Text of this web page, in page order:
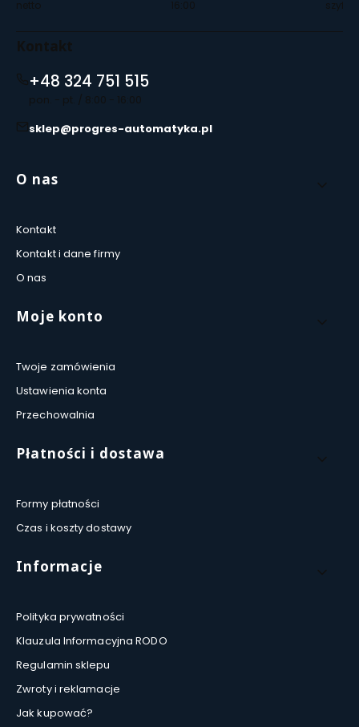
netto
16:00
Kontakt
+48 324 751 515
pon. - pt. / 8:00 - 16:00
sklep@progres-automatyka.pl
Linki w stopce
O nas
Kontakt
Kontakt i dane firmy
O nas
Moje konto
Twoje zamówienia
Ustawienia konta
Przechowalnia
Płatności i dostawa
Formy płatności
Czas i koszty dostawy
Informacje
Polityka prywatności
Klauzula Informacyjna RODO
Regulamin sklepu
Zwroty i reklamacje
Jak kupować?